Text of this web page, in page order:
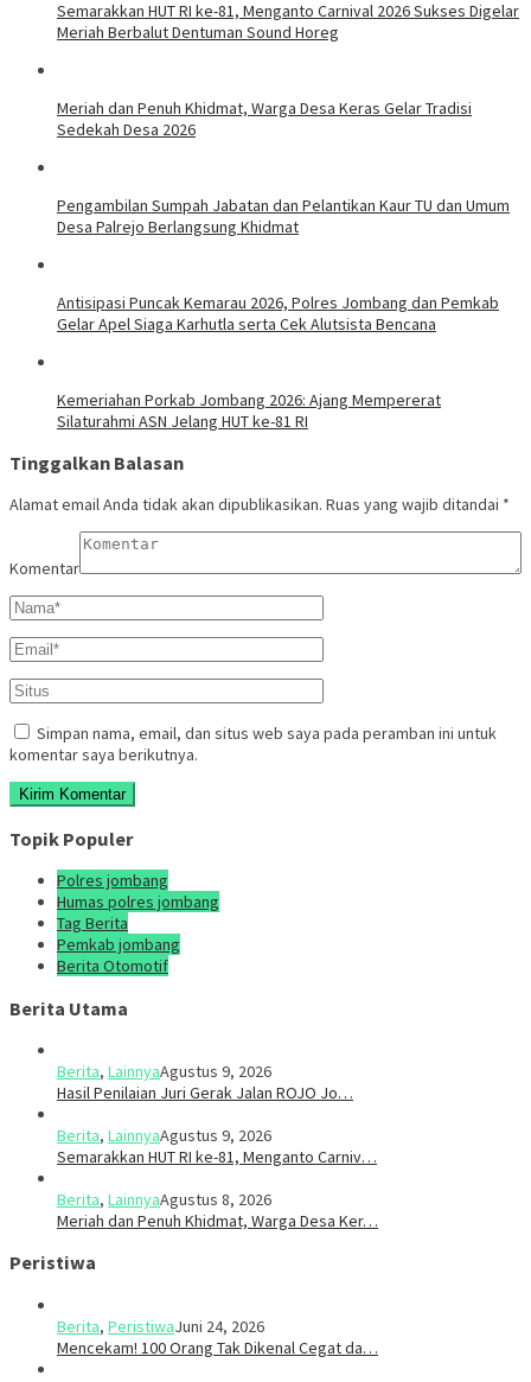
Semarakkan HUT RI ke-81, Menganto Carnival 2026 Sukses Digelar
Meriah Berbalut Dentuman Sound Horeg
Meriah dan Penuh Khidmat, Warga Desa Keras Gelar Tradisi
Sedekah Desa 2026
Pengambilan Sumpah Jabatan dan Pelantikan Kaur TU dan Umum
Desa Palrejo Berlangsung Khidmat
Antisipasi Puncak Kemarau 2026, Polres Jombang dan Pemkab
Gelar Apel Siaga Karhutla serta Cek Alutsista Bencana
Kemeriahan Porkab Jombang 2026: Ajang Mempererat
Silaturahmi ASN Jelang HUT ke-81 RI
Tinggalkan Balasan
Alamat email Anda tidak akan dipublikasikan. Ruas yang wajib ditandai *
Komentar
Simpan nama, email, dan situs web saya pada peramban ini untuk
komentar saya berikutnya.
Topik Populer
Polres jombang
Humas polres jombang
Tag Berita
Pemkab jombang
Berita Otomotif
Berita Utama
Berita, LainnyaAgustus 9, 2026
Hasil Penilaian Juri Gerak Jalan ROJO Jo…
Berita, LainnyaAgustus 9, 2026
Semarakkan HUT RI ke-81, Menganto Carniv…
Berita, LainnyaAgustus 8, 2026
Meriah dan Penuh Khidmat, Warga Desa Ker…
Peristiwa
Berita, PeristiwaJuni 24, 2026
Mencekam! 100 Orang Tak Dikenal Cegat da…